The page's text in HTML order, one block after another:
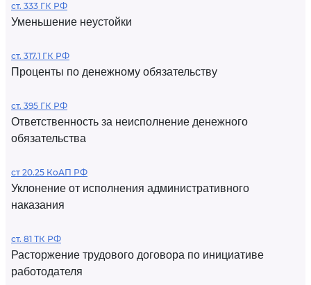
ст. 333 ГК РФ
Уменьшение неустойки
ст. 317.1 ГК РФ
Проценты по денежному обязательству
ст. 395 ГК РФ
Ответственность за неисполнение денежного
обязательства
ст 20.25 КоАП РФ
Уклонение от исполнения административного
наказания
ст. 81 ТК РФ
Расторжение трудового договора по инициативе
работодателя